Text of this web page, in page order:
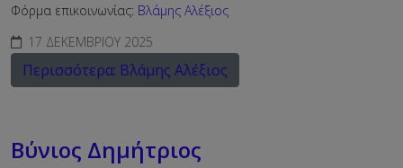
Φόρμα επικοινωνίας: Βλάμης Αλέξιος
17 ΔΕΚΕΜΒΡΊΟΥ 2025
Περισσότερα: Βλάμης Αλέξιος
Βύνιος Δημήτριος